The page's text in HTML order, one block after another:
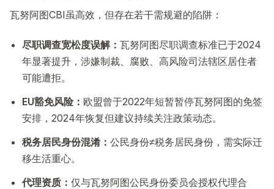
瓦努阿图CBI虽高效，但存在若干需规避的陷阱：
尽职调查宽松度误解： 瓦努阿图尽职调查标准已于2024
年显著提升，涉嫌制裁、腐败、高风险司法辖区居住者
可能遭拒。
EU豁免风险： 欧盟曾于2022年短暂暂停瓦努阿图的免签
安排，2024年恢复但建议持续关注政策动态。
税务居民身份混淆： 公民身份≠税务居民身份，需实际迁
移生活重心。
代理资质： 仅与瓦努阿图公民身份委员会授权代理合